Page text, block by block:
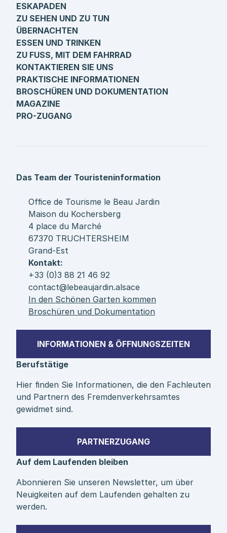
ESKAPADEN
ZU SEHEN UND ZU TUN
ÜBERNACHTEN
ESSEN UND TRINKEN
ZU FUSS, MIT DEM FAHRRAD
KONTAKTIEREN SIE UNS
PRAKTISCHE INFORMATIONEN
BROSCHÜREN UND DOKUMENTATION
MAGAZINE
PRO-ZUGANG
Das Team der Touristeninformation
Office de Tourisme le Beau Jardin
Maison du Kochersberg
4 place du Marché
67370 TRUCHTERSHEIM
Grand-Est
Kontakt:
+33 (0)3 88 21 46 92
contact@lebeaujardin.alsace
In den Schönen Garten kommen
Broschüren und Dokumentation
INFORMATIONEN & ÖFFNUNGSZEITEN
Berufstätige
Hier finden Sie Informationen, die den Fachleuten
und Partnern des Fremdenverkehrsamtes
gewidmet sind.
PARTNERZUGANG
Auf dem Laufenden bleiben
Abonnieren Sie unseren Newsletter, um über
Neuigkeiten auf dem Laufenden gehalten zu
werden.